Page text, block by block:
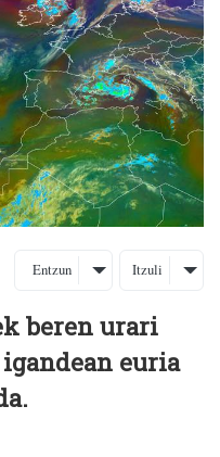
Entzun Itzuli
beren urari
euria